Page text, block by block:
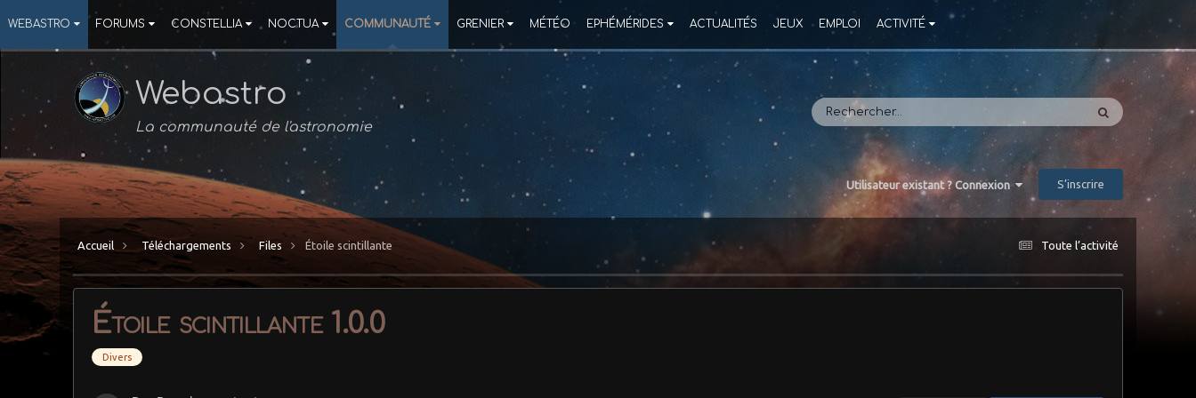
WEBASTRO FORUMS CONSTELLIA NOCTUA COMMUNAUTÉ GRENIER MÉTÉO EPHÉMÉRIDES ACTUALITÉS JEUX EMPLOI ACTIVITÉ
Webastro
La communauté de l'astronomie
Utilisateur existant ? Connexion S’inscrire
Toute l’activité
Accueil Téléchargements Files Étoile scintillante
Étoile scintillante 1.0.0
Divers